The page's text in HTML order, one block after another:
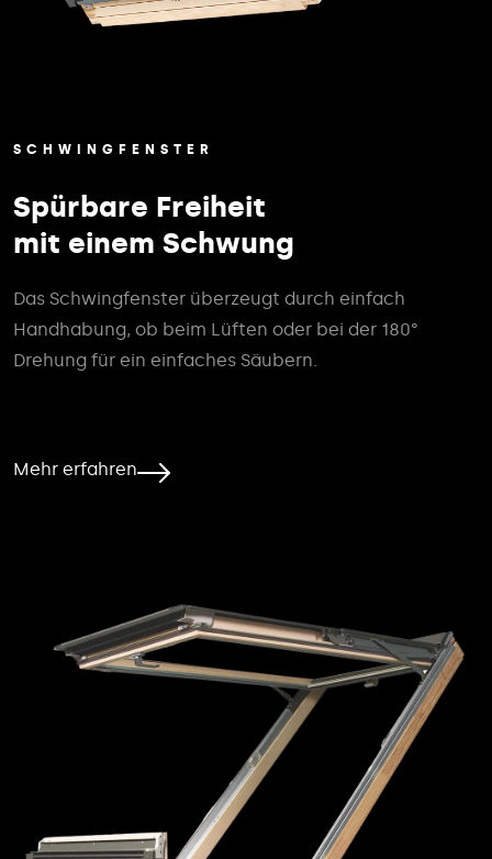
SCHWINGFENSTER
Spürbare Freiheit
mit einem Schwung
Das Schwingfenster überzeugt durch einfach
Handhabung, ob beim Lüften oder bei der 180°
Drehung für ein einfaches Säubern.
Mehr erfahren